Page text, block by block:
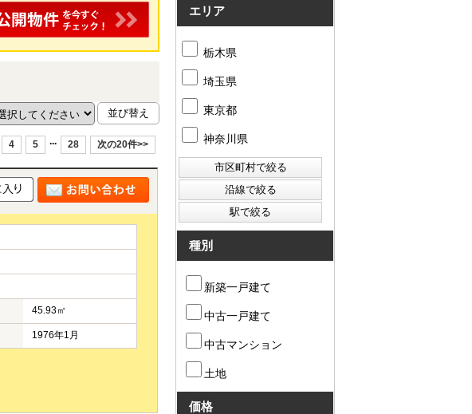
4 5 ... 28 次の20件>>
45.93㎡
1976年1月
エリア
栃木県
埼玉県
東京都
神奈川県
種別
新築一戸建て
中古一戸建て
中古マンション
土地
価格